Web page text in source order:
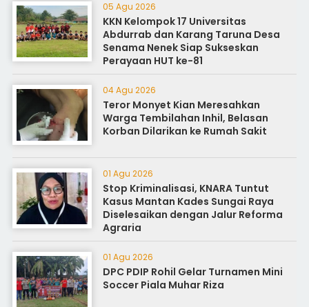
05 Agu 2026
KKN Kelompok 17 Universitas
Abdurrab dan Karang Taruna Desa
Senama Nenek Siap Sukseskan
Perayaan HUT ke-81
04 Agu 2026
Teror Monyet Kian Meresahkan
Warga Tembilahan Inhil, Belasan
Korban Dilarikan ke Rumah Sakit
01 Agu 2026
Stop Kriminalisasi, KNARA Tuntut
Kasus Mantan Kades Sungai Raya
Diselesaikan dengan Jalur Reforma
Agraria
01 Agu 2026
DPC PDIP Rohil Gelar Turnamen Mini
Soccer Piala Muhar Riza